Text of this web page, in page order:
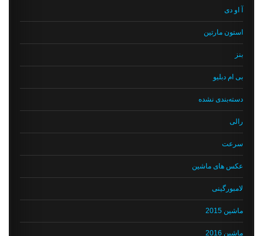
آ او دی
استون مارتین
بی ام دبلیو
دسته‌بندی نشده
رالی
سرعت
عکس های ماشین
لامبورگینی
ماشین 2015
ماشین 2016